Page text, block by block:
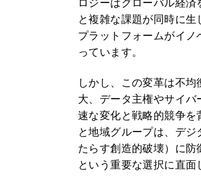
ロジーはグローバル経
と複雑な課題が同時に
プラットフォームがイ
っています。
しかし、この変革は不
大、データ主権やサイ
速な変化と戦略的競争を
と地域グループは、デ
たらす創造的破壊）に
という重要な選択に直面